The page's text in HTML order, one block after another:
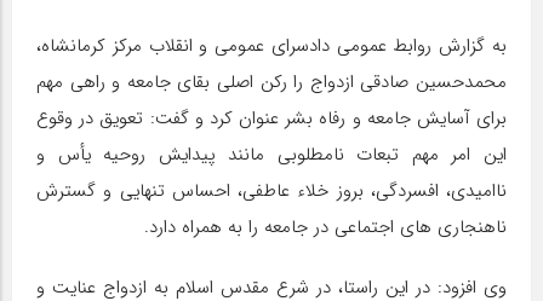
به گزارش روابط عمومی دادسرای عمومی و انقلاب مرکز کرمانشاه،
محمدحسین صادقی ازدواج را رکن اصلی بقای جامعه و راهی مهم
برای آسایش جامعه و رفاه بشر عنوان کرد و گفت: تعویق در وقوع
این امر مهم تبعات نامطلوبی مانند پیدایش روحیه یأس و
ناامیدی، افسردگی، بروز خلاء عاطفی، احساس تنهایی و گسترش
ناهنجاری های اجتماعی در جامعه را به همراه دارد.
وی افزود: در این راستا، در شرع مقدس اسلام به ازدواج عنایت و